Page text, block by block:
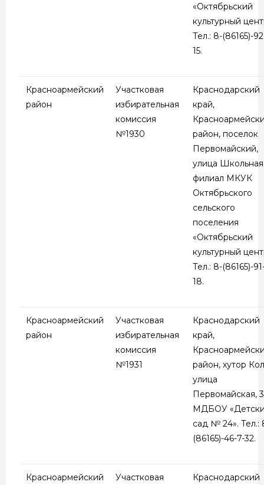
«Октябрьский
культурный
Тел.: 8-(86165)-
15.
Красноармейский
район
Участковая
избирательная
комиссия
№1930
Краснодарский
край,
район, поселок
Первомайский,
улица
филиал МКУК
Октябрьского
сельского
поселения
«Октябрьский
культурный
Тел.: 8-(86165)-
18.
Красноармейский
район
Участковая
избирательная
комиссия
№1931
Краснодарский
край,
район, хутор
улица
Первомайская,
МДБОУ
сад № 24». Тел.:
(86165)-46-7-32.
Красноармейский
Участковая
Краснодарский